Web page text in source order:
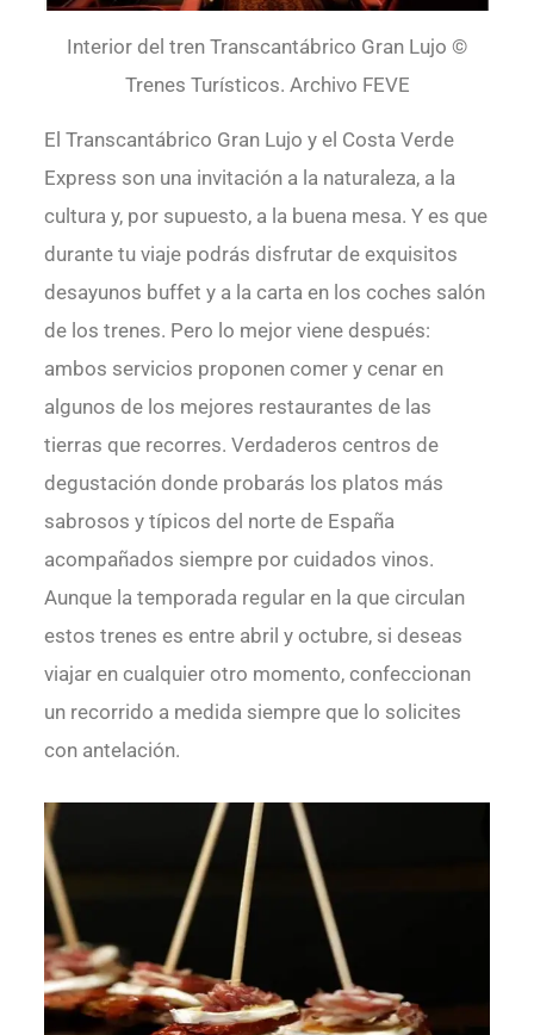
Interior del tren Transcantábrico Gran Lujo ©
Trenes Turísticos. Archivo FEVE
El Transcantábrico Gran Lujo y el Costa Verde
Express son una invitación a la naturaleza, a la
cultura y, por supuesto, a la buena mesa. Y es que
durante tu viaje podrás disfrutar de exquisitos
desayunos buffet y a la carta en los coches salón
de los trenes. Pero lo mejor viene después:
ambos servicios proponen comer y cenar en
algunos de los mejores restaurantes de las
tierras que recorres. Verdaderos centros de
degustación donde probarás los platos más
sabrosos y típicos del norte de España
acompañados siempre por cuidados vinos.
Aunque la temporada regular en la que circulan
estos trenes es entre abril y octubre, si deseas
viajar en cualquier otro momento, confeccionan
un recorrido a medida siempre que lo solicites
con antelación.